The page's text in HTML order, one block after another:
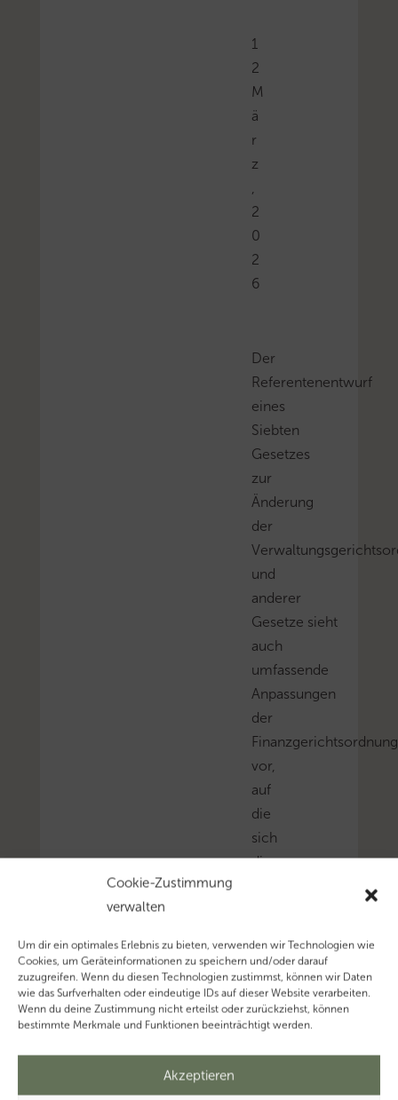
Cookie-Zustimmung
verwalten
Um dir ein optimales Erlebnis zu bieten, verwenden wir Technologien wie
Cookies, um Geräteinformationen zu speichern und/oder darauf
zuzugreifen. Wenn du diesen Technologien zustimmst, können wir Daten
wie das Surfverhalten oder eindeutige IDs auf dieser Website verarbeiten.
Wenn du deine Zustimmung nicht erteilst oder zurückziehst, können
bestimmte Merkmale und Funktionen beeinträchtigt werden.
Akzeptieren
1
2
M
ä
r
z
,
2
0
2
6
Der
Referentenentwurf
eines
Siebten
Gesetzes
zur
Änderung
der
und
anderer
Gesetze sieht
auch
umfassende
Anpassungen
der
Finanzgerichtsordnung
vor,
auf
die
sich
die
Stellungnahme
fokussiert
hat.
Mehr
zum